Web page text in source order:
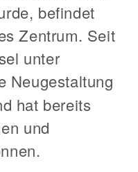
befindet
Zentrum. Seit
unter
Neugestaltung
hat bereits
und